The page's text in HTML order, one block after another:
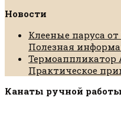
Новости
Клееные паруса
Полезная
Термоаппликатор
Практическое
Канаты ручной работы